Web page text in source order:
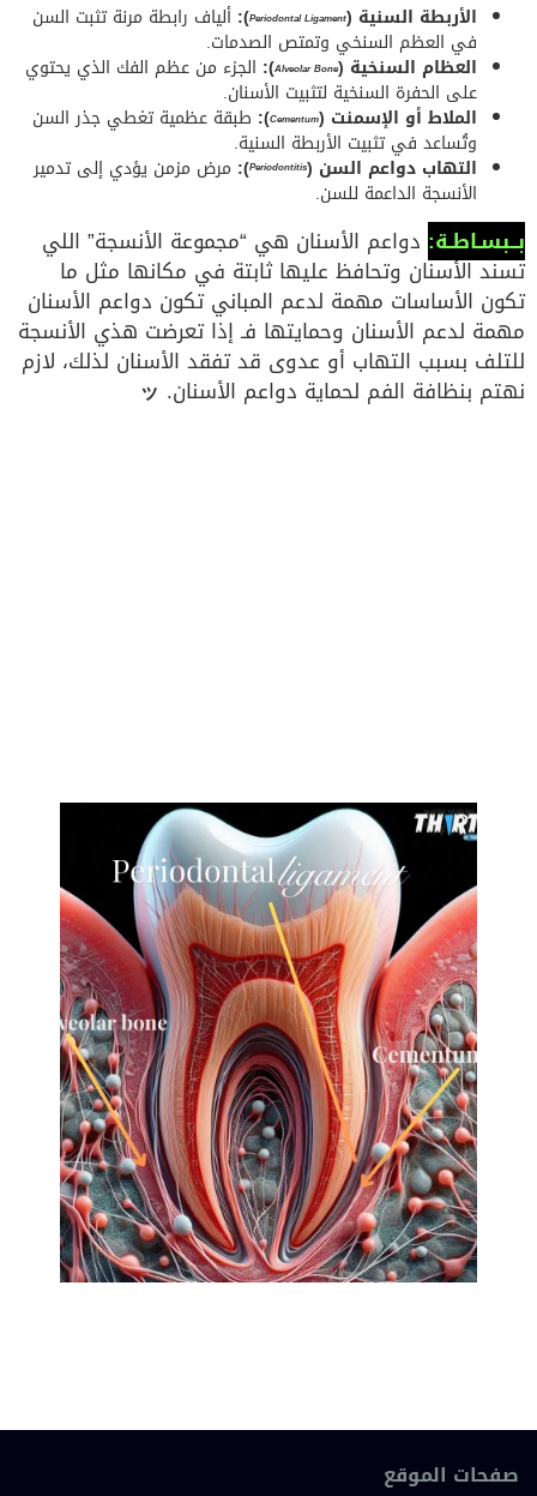
الأربطة السنية (Periodontal Ligament
): ألياف رابطة مرنة تثبت السن
في العظم السنخي وتمتص الصدمات.
العظام السنخية (Alveolar Bone
): الجزء من عظم الفك الذي يحتوي
على الحفرة السنخية لتثبيت الأسنان.
الملاط أو الإسمنت (Cementum
): طبقة عظمية تغطي جذر السن
وتُساعد في تثبيت الأربطة السنية.
التهاب دواعم السن (Periodontitis
): مرض مزمن يؤدي إلى تدمير
الأنسجة الداعمة للسن.
بــبسـاطـة: دواعم الأسنان هي “مجموعة الأنسجة” اللي
تسند الأسنان وتحافظ عليها ثابتة في مكانها مثل ما
تكون الأساسات مهمة لدعم المباني تكون دواعم الأسنان
مهمة لدعم الأسنان وحمايتها فـ إذا تعرضت هذي الأنسجة
للتلف بسبب التهاب أو عدوى قد تفقد الأسنان لذلك، لازم
نهتم بنظافة الفم لحماية دواعم الأسنان. ッ
صفحات الموقع